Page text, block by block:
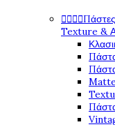

Texture &